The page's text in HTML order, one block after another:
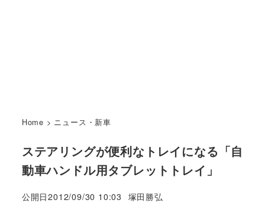
Home > ニュース・新車
ステアリングが便利なトレイになる「自
動車ハンドル用タブレットトレイ」
公開日2012/09/30 10:03
著
塚田勝弘